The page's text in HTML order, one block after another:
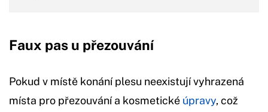
Faux pas u přezouvání
Pokud v místě konání plesu neexistují vyhrazená
místa pro přezouvání a kosmetické úpravy, což